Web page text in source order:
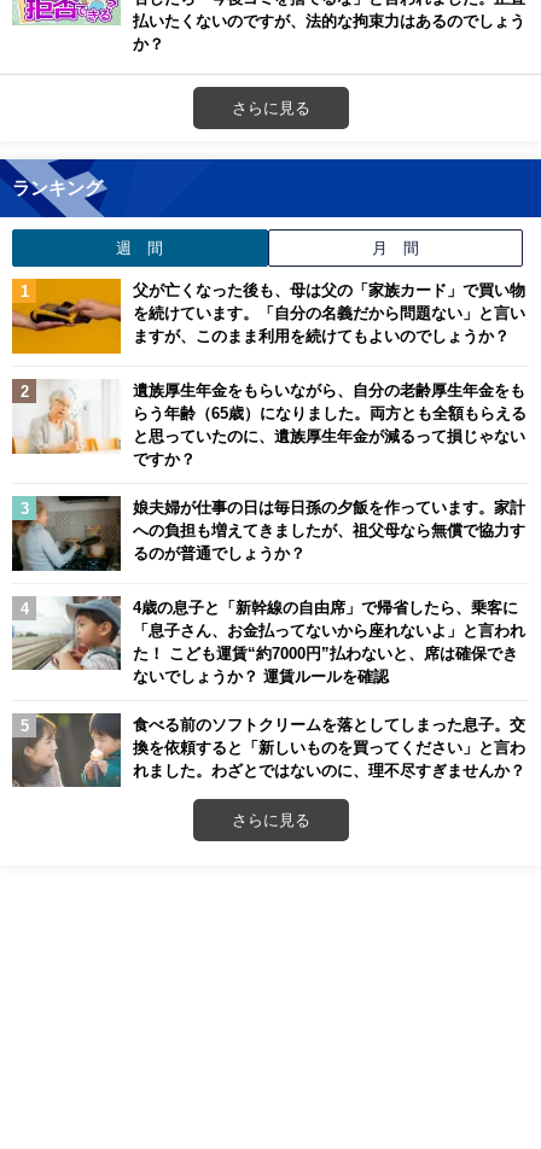
払いたくないのですが、法的な拘束力はあるのでしょう
か？
さらに見る
ランキング
週 間 月 間
父が亡くなった後も、母は父の「家族カード」で買い物
を続けています。「自分の名義だから問題ない」と言い
ますが、このまま利用を続けてもよいのでしょうか？
遺族厚生年金をもらいながら、自分の老齢厚生年金をも
らう年齢（65歳）になりました。両方とも全額もらえる
と思っていたのに、遺族厚生年金が減るって損じゃない
ですか？
娘夫婦が仕事の日は毎日孫の夕飯を作っています。家計
への負担も増えてきましたが、祖父母なら無償で協力す
るのが普通でしょうか？
4歳の息子と「新幹線の自由席」で帰省したら、乗客に
「息子さん、お金払ってないから座れないよ」と言われ
た！ こども運賃“約7000円”払わないと、席は確保でき
ないでしょうか？ 運賃ルールを確認
食べる前のソフトクリームを落としてしまった息子。交
換を依頼すると「新しいものを買ってください」と言わ
れました。わざとではないのに、理不尽すぎませんか？
さらに見る